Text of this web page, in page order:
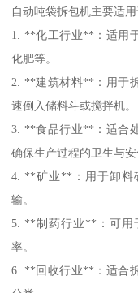
自动吨袋拆包机主要适
1. **化工行业**：适用
化肥等。
2. **建筑材料**：用于
速倒入储料斗或搅拌机。
3. **食品行业**：适合
确保生产过程的卫生与安
4. **矿业**：用于卸料
输。
5. **制药行业**：可用
率。
6. **回收行业**：适合